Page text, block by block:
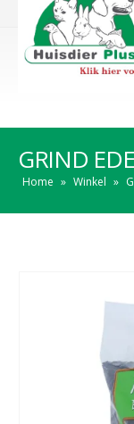
GRIND
Home » Winkel »